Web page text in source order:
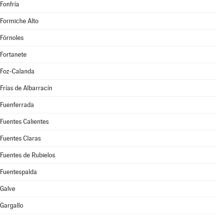
Fonfría
Formiche Alto
Fórnoles
Fortanete
Foz-Calanda
Frías de Albarracín
Fuenferrada
Fuentes Calientes
Fuentes Claras
Fuentes de Rubielos
Fuentespalda
Galve
Gargallo